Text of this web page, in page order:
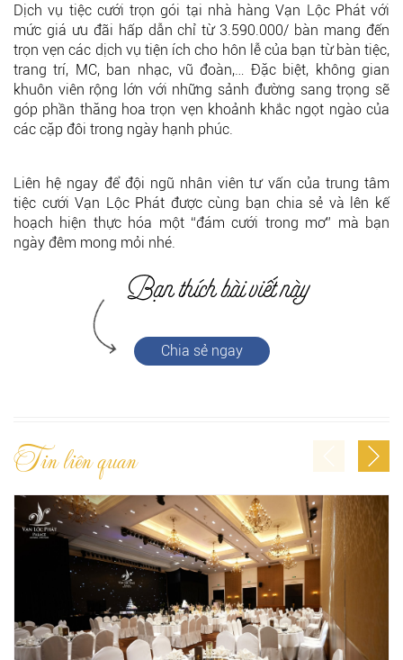
Dịch vụ tiệc cưới trọn gói tại nhà hàng Vạn Lộc Phát với
mức giá ưu đãi hấp dẫn chỉ từ 3.590.000/ bàn mang đến
trọn vẹn các dịch vụ tiện ích cho hôn lễ của bạn từ bàn tiệc,
trang trí, MC, ban nhạc, vũ đoàn,… Đặc biệt, không gian
khuôn viên rộng lớn với những sảnh đường sang trọng sẽ
góp phần thăng hoa trọn vẹn khoảnh khắc ngọt ngào của
các cặp đôi trong ngày hạnh phúc.
Liên hệ ngay để đội ngũ nhân viên tư vấn của trung tâm
tiệc cưới Vạn Lộc Phát được cùng bạn chia sẻ và lên kế
hoạch hiện thực hóa một “đám cưới trong mơ” mà bạn
ngày đêm mong mỏi nhé.
Chia sẻ ngay
Tin liên quan